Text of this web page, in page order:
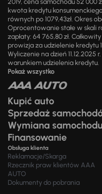
2019, cena samochodu 52 000
kwota kredytu
równych po 1079,43zł. Okres
Oprocentowanie stałe w skali
zapłaty: 64 765,80 zł.
prowizja za udzielenie kredytu 1
Wyliczenie na dzień
warunkiem udzielenia kredytu.
Pokaż wszystko
Kupić auto
Sprzedaż
Wymiana samochodu
Finansowanie
Obsługa klienta
Reklamacje/Skarga
Rzecznik praw klientów AAA
AUTO
Dokumenty do pobrania